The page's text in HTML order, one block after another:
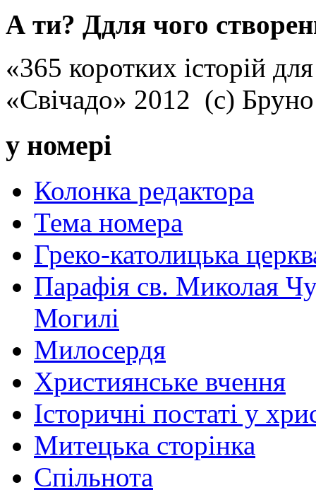
А ти? Ддля чого
«365 коротких історій
«Свічадо» 2012 (с)
у номері
Колонка редактора
Тема номера
Греко-католицька
Парафія св. Миколая
Могилі
Милосердя
Християнське вчення
Історичні постаті у
Митецька сторінка
Спільнота